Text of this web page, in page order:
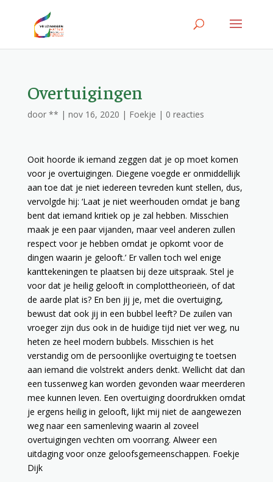
Overtuigingen
door ** | nov 16, 2020 | Foekje | 0 reacties
Ooit hoorde ik iemand zeggen dat je op moet komen
voor je overtuigingen. Diegene voegde er onmiddellijk
aan toe dat je niet iedereen tevreden kunt stellen, dus,
vervolgde hij: ‘Laat je niet weerhouden omdat je bang
bent dat iemand kritiek op je zal hebben. Misschien
maak je een paar vijanden, maar veel anderen zullen
respect voor je hebben omdat je opkomt voor de
dingen waarin je gelooft.’ Er vallen toch wel enige
kanttekeningen te plaatsen bij deze uitspraak. Stel je
voor dat je heilig gelooft in complottheorieën, of dat
de aarde plat is? En ben jij je, met die overtuiging,
bewust dat ook jij in een bubbel leeft? De zuilen van
vroeger zijn dus ook in de huidige tijd niet ver weg, nu
heten ze heel modern bubbels. Misschien is het
verstandig om de persoonlijke overtuiging te toetsen
aan iemand die volstrekt anders denkt. Wellicht dat dan
een tussenweg kan worden gevonden waar meerderen
mee kunnen leven. Een overtuiging doordrukken omdat
je ergens heilig in gelooft, lijkt mij niet de aangewezen
weg naar een samenleving waarin al zoveel
overtuigingen vechten om voorrang. Alweer een
uitdaging voor onze geloofsgemeenschappen. Foekje
Dijk